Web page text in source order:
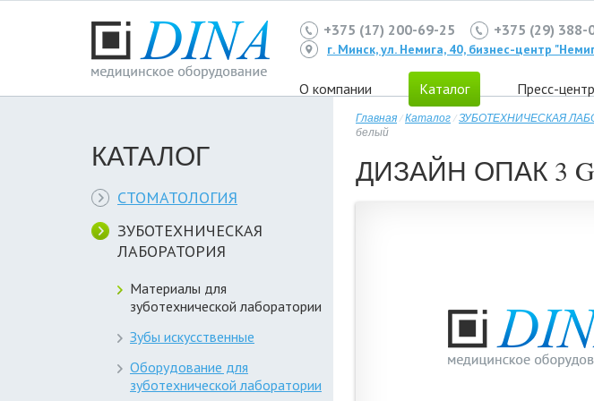
+375 (17) 200-69-25 +375 (29) 388-
г. Минск, ул. Немига, 40, бизнес-центр
О компании Каталог Пресс-центр
КАТАЛОГ
СТОМАТОЛОГИЯ
ЗУБОТЕХНИЧЕСКАЯ
ЛАБОРАТОРИЯ
Материалы для
зуботехнической лаборатории
Зубы искусственные
Оборудование для
зуботехнической лаборатории
Главная/Каталог/ЗУБОТЕХНИЧЕСКАЯ
белый
ДИЗАЙН ОПАК 3